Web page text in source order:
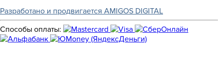
Разработано и продвигается AMIGOS DIGITAL
Способы оплаты: